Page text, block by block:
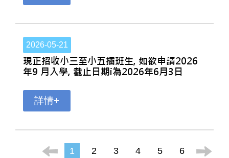
2026-05-21
現正招收小三至小五插班生, 如欲申請2026
年9 月入學, 截止日期i為2026年6月3日
詳情+
1 2 3 4 5 6